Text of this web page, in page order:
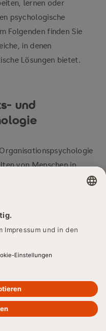
lernen oder
psychologische
Folgenden finden Sie
in denen
Lösungen bietet.
und
von Menschen in
Themen sind
Assessment-
in der